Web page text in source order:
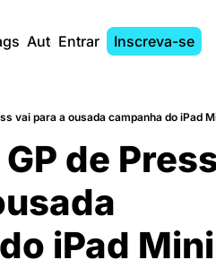
AutoresEntrar Inscreva-se
vai para a ousada campanha do iPad
de
iPad Mini